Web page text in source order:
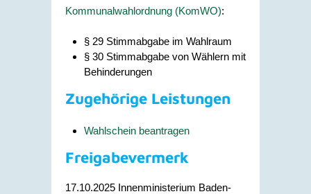
Kommunalwahlordnung (KomWO):
§ 29 Stimmabgabe im Wahlraum
§ 30 Stimmabgabe von Wählern mit
Behinderungen
Zugehörige Leistungen
Wahlschein beantragen
Freigabevermerk
17.10.2025 Innenministerium Baden-